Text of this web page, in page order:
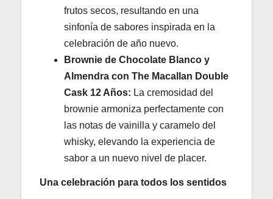
frutos secos, resultando en una
sinfonía de sabores inspirada en la
celebración de año nuevo.
Brownie de Chocolate Blanco y
Almendra con The Macallan Double
Cask 12 Años: La cremosidad del
brownie armoniza perfectamente con
las notas de vainilla y caramelo del
whisky, elevando la experiencia de
sabor a un nuevo nivel de placer.
Una celebración para todos los sentidos